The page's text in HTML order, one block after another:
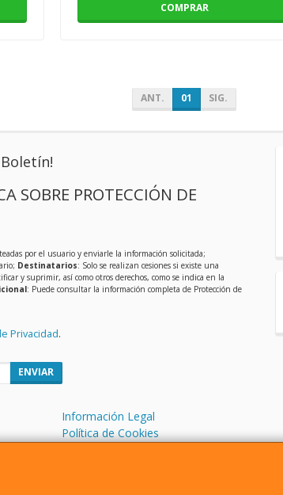
COMPRAR
ANT. 01 SIG.
SOBRE PROTECCIÓN DE
por el usuario y enviarle la información solicitada;
Destinatarios: Solo se realizan cesiones si existe una
y suprimir, así como otros derechos, como se indica en la
: Puede consultar la información completa de Protección de
Privacidad.
ENVIAR
Información Legal
Política de Cookies